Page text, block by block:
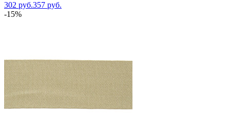
302 руб.357 руб.
-15%